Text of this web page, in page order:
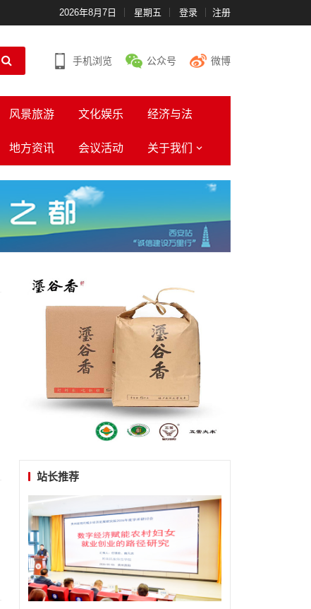
2026年8月7日 星期五 登录 注册
手机浏览 公众号 微博
风景旅游 文化娱乐 经济与法
地方资讯 会议活动 关于我们
站长推荐